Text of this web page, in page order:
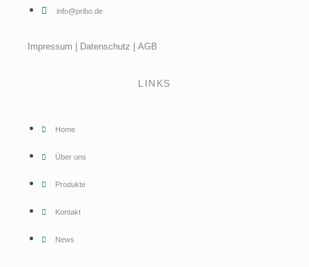
info@pribo.de
Impressum Datenschutz AGB
LINKS
Home
Über uns
Produkte
Kontakt
News